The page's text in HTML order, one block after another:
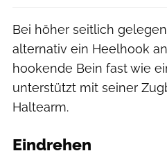
Bei höher seitlich
alternativ ein Heelhook
hookende Bein fast wie
unterstützt mit seiner
Haltearm.
Eindrehen